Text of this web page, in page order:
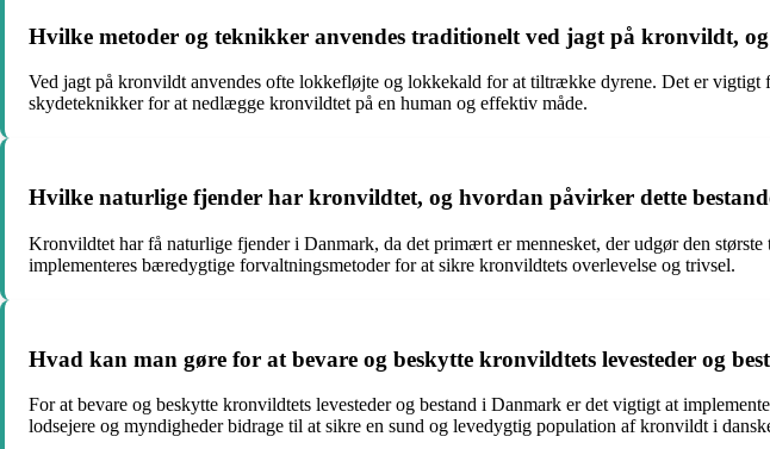
Hvilke metoder og teknikker anvendes traditionelt ved jagt på kronvildt,
Ved jagt på kronvildt anvendes ofte lokkefløjte og lokkekald for at tiltrække dyrene. Det er
skydeteknikker for at nedlægge kronvildtet på en human og effektiv måde.
Hvilke naturlige fjender har kronvildtet, og hvordan påvirker dette
Kronvildtet har få naturlige fjender i Danmark, da det primært er mennesket, der udgør den
implementeres bæredygtige forvaltningsmetoder for at sikre kronvildtets overlevelse og trivsel.
Hvad kan man gøre for at bevare og beskytte kronvildtets levesteder og
For at bevare og beskytte kronvildtets levesteder og bestand i Danmark er det vigtigt at
lodsejere og myndigheder bidrage til at sikre en sund og levedygtig population af kronvildt i